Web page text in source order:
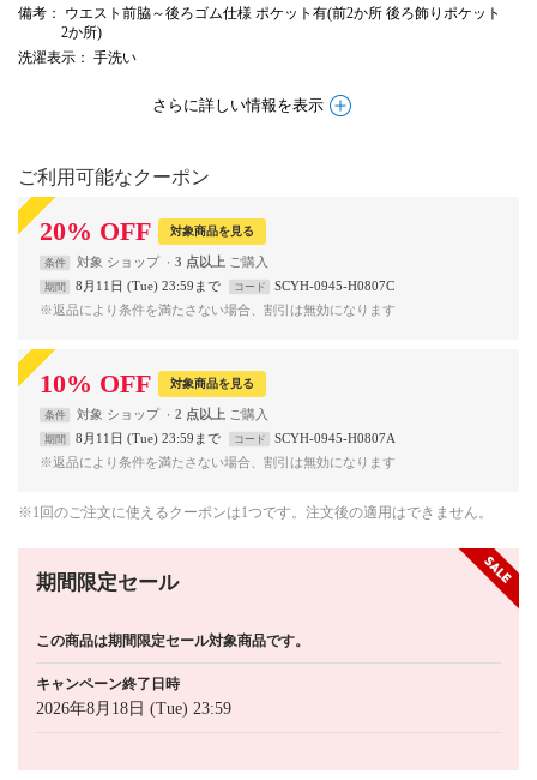
備考 ： ウエスト前脇～後ろゴム仕様 ポケット有(前2か所 後ろ飾りポケット
2か所)
洗濯表示 ： 手洗い
さらに詳しい情報を表示
ご利用可能なクーポン
20% OFF 対象商品を見る
条件 対象 ショップ 3 点以上
期間 8月11日 (Tue) 23:59まで コード
SCYH-0945-H0807C
※返品により条件を満たさない場合、割引は無効になります
10% OFF 対象商品を見る
条件 対象 ショップ 2 点以上
期間 8月11日 (Tue) 23:59まで コード
SCYH-0945-H0807A
※返品により条件を満たさない場合、割引は無効になります
※1回のご注文に使えるクーポンは1つです。注文後の適用はできません。
期間限定セール
この商品は期間限定セール対象商品です。
キャンペーン終了日時
2026年8月18日 (Tue) 23:59